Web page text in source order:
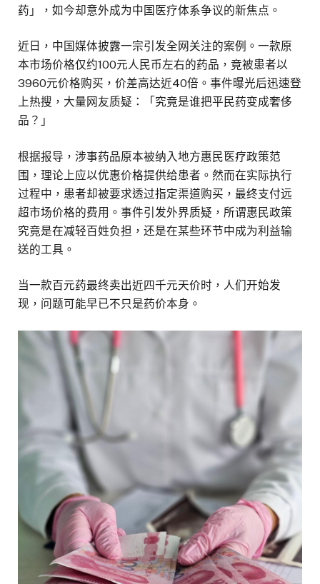
药」，如今却意外成为中国医疗体系争议的新焦点。
近日，中国媒体披露一宗引发全网关注的案例。一款原
本市场价格仅约100元人民币左右的药品，竟被患者以
3960元价格购买，价差高达近40倍。事件曝光后迅速登
上热搜，大量网友质疑：「究竟是谁把平民药变成奢侈
品？」
根据报导，涉事药品原本被纳入地方惠民医疗政策范
围，理论上应以优惠价格提供给患者。然而在实际执行
过程中，患者却被要求透过指定渠道购买，最终支付远
超市场价格的费用。事件引发外界质疑，所谓惠民政策
究竟是在减轻百姓负担，还是在某些环节中成为利益输
送的工具。
当一款百元药最终卖出近四千元天价时，人们开始发
现，问题可能早已不只是药价本身。